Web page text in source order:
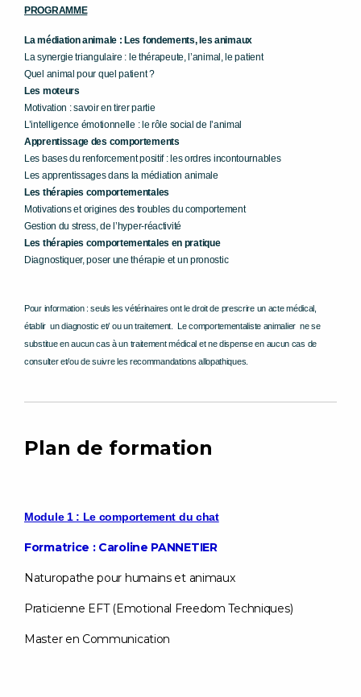
PROGRAMME
La médiation animale : Les fondements, les animaux
La synergie triangulaire : le thérapeute, l’animal, le patient
Quel animal pour quel patient ?
Les moteurs
Motivation : savoir en tirer partie
L’intelligence émotionnelle : le rôle social de l’animal
Apprentissage des comportements
Les bases du renforcement positif : les ordres incontournables
Les apprentissages dans la médiation animale
Les thérapies comportementales
Motivations et origines des troubles du comportement
Gestion du stress, de l’hyper-réactivité
Les thérapies comportementales en pratique
Diagnostiquer, poser une thérapie et un pronostic
Pour information : seuls les vétérinaires ont le droit de prescrire un acte médical,
établir un diagnostic et/ ou un traitement .Le comportementaliste animalier ne se
substitue en aucun cas à un traitement médical et ne dispense en aucun cas de
consulter et/ou de suivre les recommandations allopathiques.
Plan de formation
Module 1 : Le comportement du chat
Formatrice : Caroline PANNETIER
Naturopathe pour humains et animaux
Praticienne EFT (Emotional Freedom Techniques)
Master en Communication